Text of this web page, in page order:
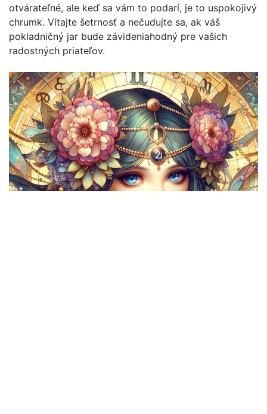
otvárateľné, ale keď sa vám to podarí, je to uspokojivý
chrumk. Vítajte šetrnosť a nečudujte sa, ak váš
pokladničný jar bude závideniahodný pre vašich
radostných priateľov.